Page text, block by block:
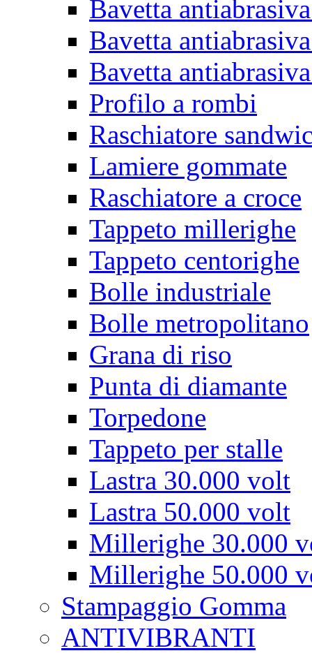
Bavetta
Bavetta
Bavetta
Profilo a rombi
Raschiatore
Lamiere gommate
Raschiatore a croce
Tappeto millerighe
Tappeto centorighe
Bolle industriale
Bolle metropolitano
Grana di riso
Punta di diamante
Torpedone
Tappeto per stalle
Lastra 30.000 volt
Lastra 50.000 volt
Millerighe 30.000
Millerighe 50.000
Stampaggio Gomma
ANTIVIBRANTI